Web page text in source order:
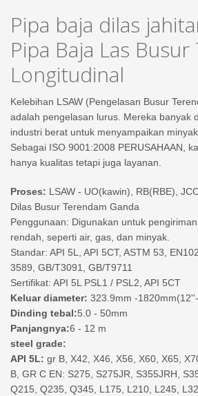
Pipa baja dilas
Pipa Baja Las
Longitudinal
Kelebihan LSAW (Pengelasan Busur
adalah pengelasan lurus. Mereka banyak
industri berat untuk menyampaikan
Sebagai ISO 9001:2008 PERUSAHAAN,
hanya kualitas tetapi juga layanan.
Proses: LSAW - UO(kawin), RB(RBE),
Dilas Busur Terendam Ganda
Penggunaan: Digunakan untuk
rendah, seperti air, gas, dan minyak.
Standar: API 5L, API 5CT, ASTM 53,
3589, GB/T3091, GB/T9711
Sertifikat: API 5L PSL1 / PSL2, API 5CT
Keluar diameter: 323.9mm -
Dinding tebal:5.0 - 50mm
Panjangnya:6 - 12 m
steel grade:
API 5L: gr B, X42, X46, X56, X60, X65,
B, GR C EN: S275, S275JR, S355JRH,
Q215, Q235, Q345, L175, L210, L245,